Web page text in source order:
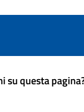
su questa